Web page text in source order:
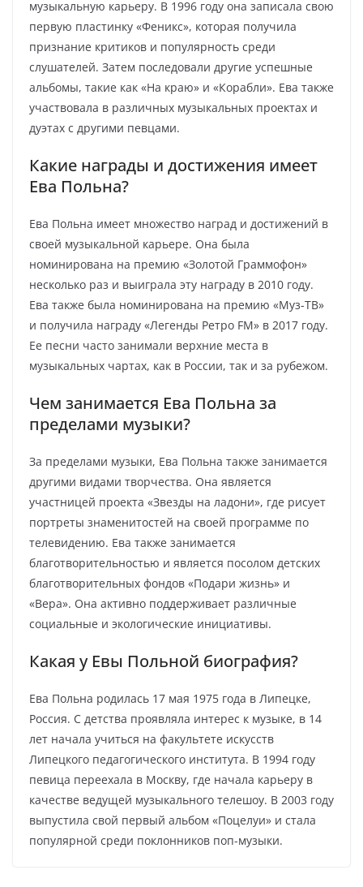
музыкальную карьеру. В 1996 году она записала свою
первую пластинку «Феникс», которая получила
признание критиков и популярность среди
слушателей. Затем последовали другие успешные
альбомы, такие как «На краю» и «Корабли». Ева также
участвовала в различных музыкальных проектах и
дуэтах с другими певцами.
Какие награды и достижения имеет
Ева Польна?
Ева Польна имеет множество наград и достижений в
своей музыкальной карьере. Она была
номинирована на премию «Золотой Граммофон»
несколько раз и выиграла эту награду в 2010 году.
Ева также была номинирована на премию «Муз-ТВ»
и получила награду «Легенды Ретро FM» в 2017 году.
Ее песни часто занимали верхние места в
музыкальных чартах, как в России, так и за рубежом.
Чем занимается Ева Польна за
пределами музыки?
За пределами музыки, Ева Польна также занимается
другими видами творчества. Она является
участницей проекта «Звезды на ладони», где рисует
портреты знаменитостей на своей программе по
телевидению. Ева также занимается
благотворительностью и является посолом детских
благотворительных фондов «Подари жизнь» и
«Вера». Она активно поддерживает различные
социальные и экологические инициативы.
Какая у Евы Польной биография?
Ева Польна родилась 17 мая 1975 года в Липецке,
Россия. С детства проявляла интерес к музыке, в 14
лет начала учиться на факультете искусств
Липецкого педагогического института. В 1994 году
певица переехала в Москву, где начала карьеру в
качестве ведущей музыкального телешоу. В 2003 году
выпустила свой первый альбом «Поцелуи» и стала
популярной среди поклонников поп-музыки.